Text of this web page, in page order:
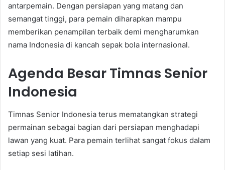
antarpemain. Dengan persiapan yang matang dan
semangat tinggi, para pemain diharapkan mampu
memberikan penampilan terbaik demi mengharumkan
nama Indonesia di kancah sepak bola internasional.
Agenda Besar Timnas Senior
Indonesia
Timnas Senior Indonesia terus mematangkan strategi
permainan sebagai bagian dari persiapan menghadapi
lawan yang kuat. Para pemain terlihat sangat fokus dalam
setiap sesi latihan.